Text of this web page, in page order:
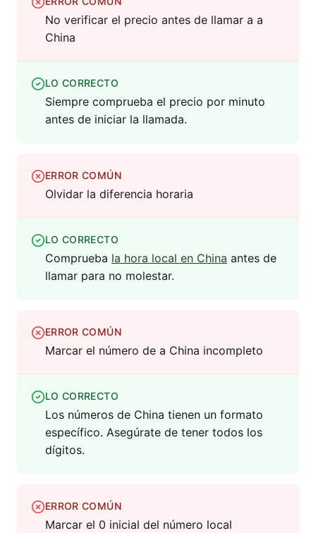
No verificar el precio antes de llamar a a
China
LO CORRECTO
Siempre comprueba el precio por minuto
antes de iniciar la llamada.
ERROR COMÚN
Olvidar la diferencia horaria
LO CORRECTO
Comprueba la hora local en China antes de
llamar para no molestar.
ERROR COMÚN
Marcar el número de a China incompleto
LO CORRECTO
Los números de China tienen un formato
específico. Asegúrate de tener todos los
dígitos.
ERROR COMÚN
Marcar el 0 inicial del número local